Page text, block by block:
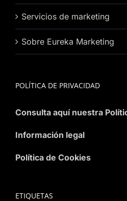
Servicios de marketing
Sobre Eureka Marketing
POLÍTICA DE PRIVACIDAD
Consulta aquí nuestra
Información legal
Política de Cookies
ETIQUETAS